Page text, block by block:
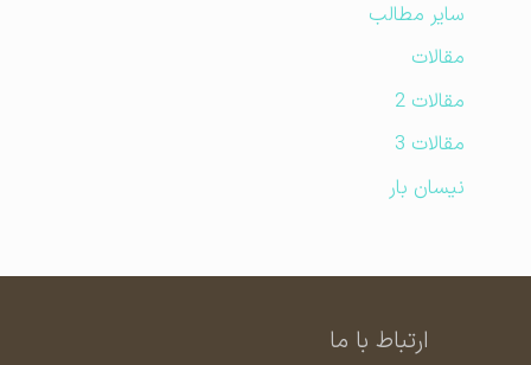
سایر مطالب
مقالات
مقالات 2
مقالات 3
نیسان بار
ارتباط با ما